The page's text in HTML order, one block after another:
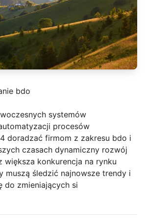
bdo
systemów
procesów
doradzać firmom z zakresu bdo i
czasach dynamiczny rozwój
większa konkurencja na rynku
muszą śledzić najnowsze trendy i
do zmieniających si